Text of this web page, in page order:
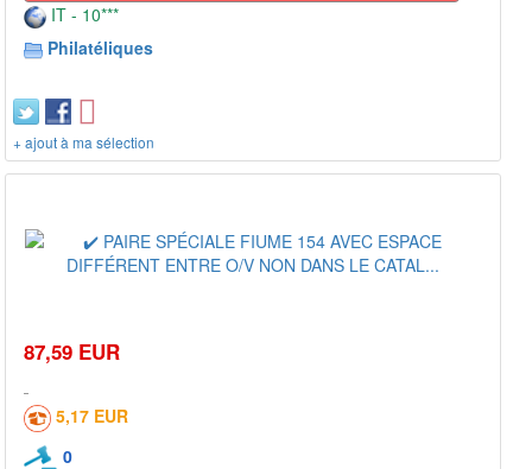
IT - 10***
Philatéliques
+ ajout à ma sélection
87,59 EUR
5,17 EUR
0